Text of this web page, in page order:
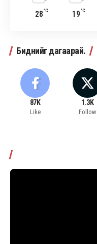
28°C 19°C
Биднийг дагаарай.
87K
Like
1.3K
Follow